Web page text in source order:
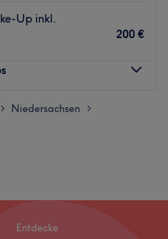
Up inkl.
200 €
13:00
> Niedersachsen >
Entdecke